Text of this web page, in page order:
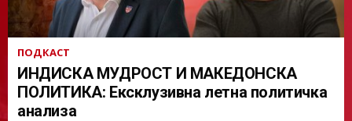
ПОДКАСТ
ИНДИСКА МУДРОСТ И МАКЕДОНСКА
ПОЛИТИКА: Ексклузивна летна политичка
анализа